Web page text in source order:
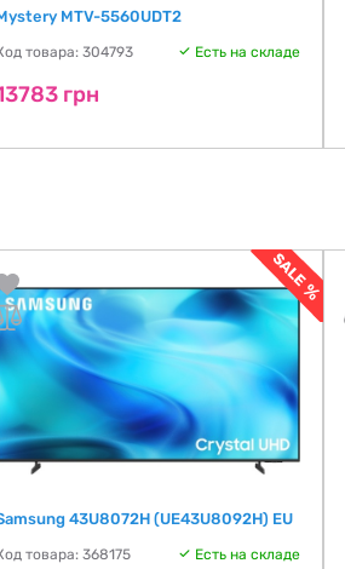
MTV-5560UDT2
товара: 304793 Есть на складе
грн
43U8072H (UE43U8092H) EU
товара: 368175 Есть на складе